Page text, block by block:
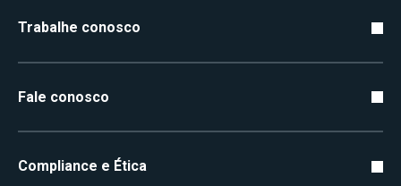
Trabalhe conosco
Fale conosco
Compliance e Ética